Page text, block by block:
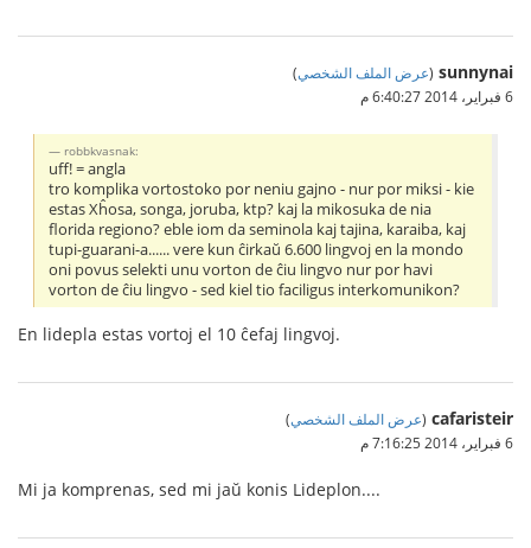
sunnynai
(عرض الملف الشخصي)
6 فبراير، 2014 6:40:27 م
robbkvasnak:
uff! = angla
tro komplika vortostoko por neniu gajno - nur por miksi - kie
estas Xĥosa, songa, joruba, ktp? kaj la mikosuka de nia
florida regiono? eble iom da seminola kaj tajina, karaiba, kaj
tupi-guarani-a...... vere kun ĉirkaŭ 6.600 lingvoj en la mondo
oni povus selekti unu vorton de ĉiu lingvo nur por havi
vorton de ĉiu lingvo - sed kiel tio faciligus interkomunikon?
En lidepla estas vortoj el 10 ĉefaj lingvoj.
cafaristeir
(عرض الملف الشخصي)
6 فبراير، 2014 7:16:25 م
Mi ja komprenas, sed mi jaŭ konis Lideplon....